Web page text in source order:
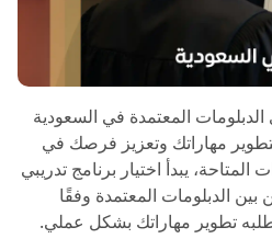
المعتمدة في السعودية
مهاراتك وتعزيز فرصك في
يبدأ اختيار برنامج تدريبي
الدبلومات المعتمدة وفقًا
تطوير مهاراتك بشكل عملي.